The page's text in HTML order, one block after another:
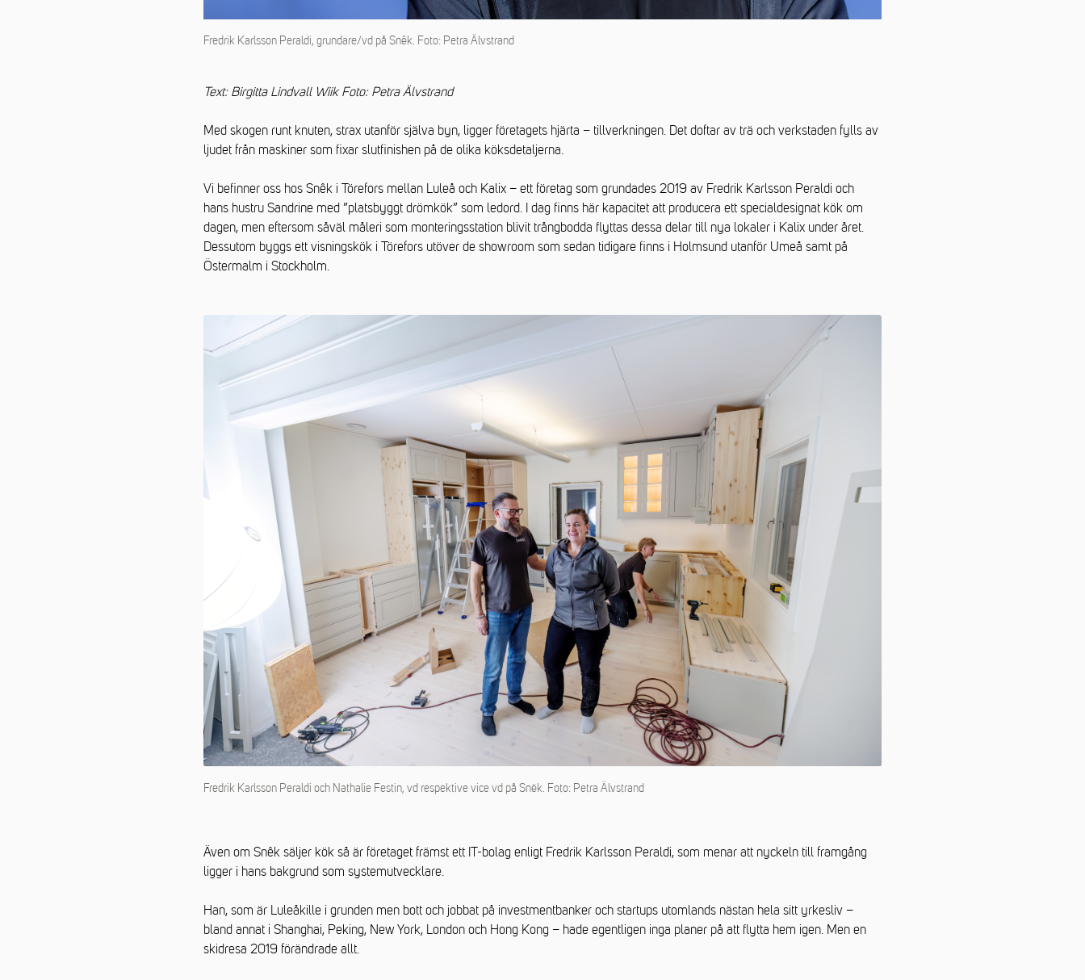
Fredrik Karlsson Peraldi, grundare/vd på Snêk. Foto: Petra Älvstrand
Text: Birgitta Lindvall Wiik Foto: Petra Älvstrand
Med skogen runt knuten, strax utanför själva byn, ligger företagets hjärta – tillverkningen. Det doftar av trä och verkstaden fylls av
ljudet från maskiner som fixar slutfinishen på de olika köksdetaljerna.
Vi befinner oss hos Snêk i Törefors mellan Luleå och Kalix – ett företag som grundades 2019 av Fredrik Karlsson Peraldi och
hans hustru Sandrine med ”platsbyggt drömkök” som ledord. I dag finns här kapacitet att producera ett specialdesignat kök om
dagen, men eftersom såväl måleri som monteringsstation blivit trångbodda flyttas dessa delar till nya lokaler i Kalix under året.
Dessutom byggs ett visningskök i Törefors utöver de showroom som sedan tidigare finns i Holmsund utanför Umeå samt på
Östermalm i Stockholm.
Fredrik Karlsson Peraldi och Nathalie Festin, vd respektive vice vd på Snëk. Foto: Petra Älvstrand
Även om Snêk säljer kök så är företaget främst ett IT-bolag enligt Fredrik Karlsson Peraldi, som menar att nyckeln till framgång
ligger i hans bakgrund som systemutvecklare.
Han, som är Luleåkille i grunden men bott och jobbat på investmentbanker och startups utomlands nästan hela sitt yrkesliv –
bland annat i Shanghai, Peking, New York, London och Hong Kong – hade egentligen inga planer på att flytta hem igen. Men en
skidresa 2019 förändrade allt.